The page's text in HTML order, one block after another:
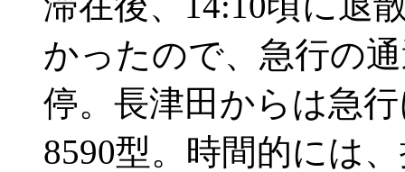
かったので、急行の
停。長津田からは急
8590型。時間的には